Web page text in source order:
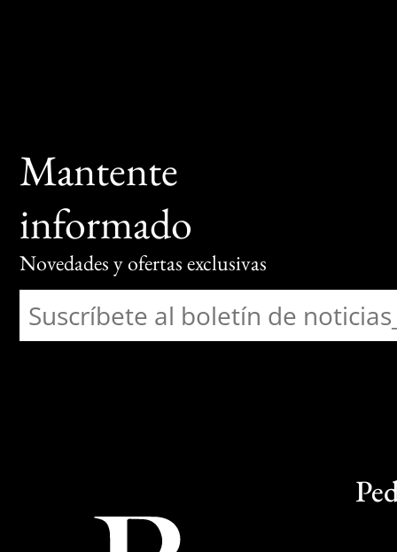
Mantente
informado
Novedades y ofertas exclusivas